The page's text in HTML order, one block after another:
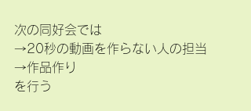
次の同好会では
→20秒の動画を作らない人の担当
→作品作り
を行う